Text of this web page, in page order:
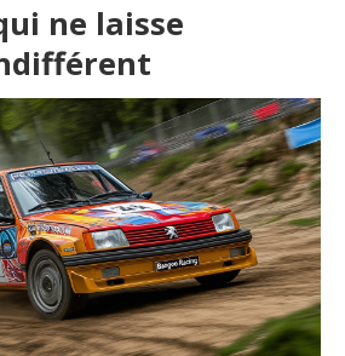
ne laisse